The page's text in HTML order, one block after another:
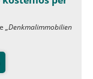
„Denkmalimmobilien